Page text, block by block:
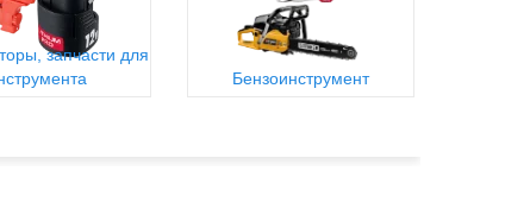
запчасти для
Бензоинструмент